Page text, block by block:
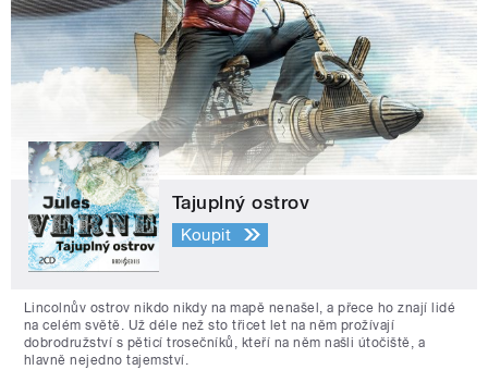
Tajuplný ostrov
Koupit
Lincolnův ostrov nikdo nikdy na mapě nenašel, a přece ho znají lidé
na celém světě. Už déle než sto třicet let na něm prožívají
dobrodružství s pěticí trosečníků, kteří na něm našli útočiště, a
hlavně nejedno tajemství.